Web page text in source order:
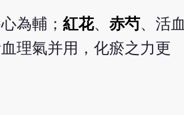
為輔； 紅花、 赤芍、活血
理氣并用，化瘀之力更